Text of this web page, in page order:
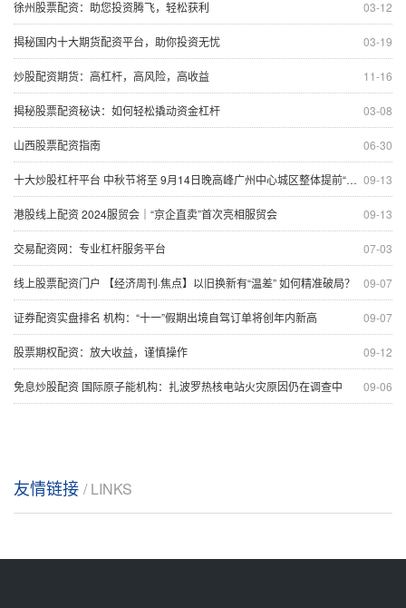
03-12
徐州股票配资：助您投资腾飞，轻松获利
03-19
揭秘国内十大期货配资平台，助你投资无忧
11-16
炒股配资期货：高杠杆，高风险，高收益
03-08
揭秘股票配资秘诀：如何轻松撬动资金杠杆
06-30
山西股票配资指南
09-13
十大炒股杠杆平台 中秋节将至 9月14日晚高峰广州中心城区整体提前“中度拥堵”
09-13
港股线上配资 2024服贸会｜“京企直卖”首次亮相服贸会
07-03
交易配资网：专业杠杆服务平台
09-07
线上股票配资门户 【经济周刊·焦点】以旧换新有“温差” 如何精准破局？
09-07
证券配资实盘排名 机构：“十一”假期出境自驾订单将创年内新高
09-12
股票期权配资：放大收益，谨慎操作
09-06
免息炒股配资 国际原子能机构：扎波罗热核电站火灾原因仍在调查中
友情链接 / LINKS